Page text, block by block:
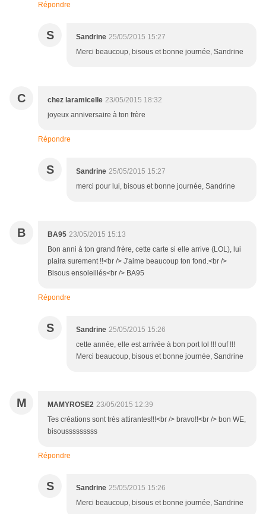
Répondre
S Sandrine 25/05/2015 15:27
Merci beaucoup, bisous et bonne journée, Sandrine
C chez laramicelle 23/05/2015 18:32
joyeux anniversaire à ton frère
Répondre
S Sandrine 25/05/2015 15:27
merci pour lui, bisous et bonne journée, Sandrine
B BA95 23/05/2015 15:13
Bon anni à ton grand frère, cette carte si elle arrive (LOL), lui
plaira surement !!<br /> J'aime beaucoup ton fond.<br />
Bisous ensoleillés<br /> BA95
Répondre
S Sandrine 25/05/2015 15:26
cette année, elle est arrivée à bon port lol !!! ouf !!!
Merci beaucoup, bisous et bonne journée, Sandrine
M MAMYROSE2 23/05/2015 12:39
Tes créations sont très attirantes!!!<br /> bravo!!<br /> bon WE,
bisousssssssss
Répondre
S Sandrine 25/05/2015 15:26
Merci beaucoup, bisous et bonne journée, Sandrine